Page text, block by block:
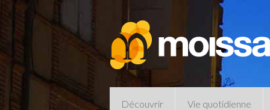
Découvrir Vie quotidienne